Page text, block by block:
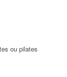
ou pilates